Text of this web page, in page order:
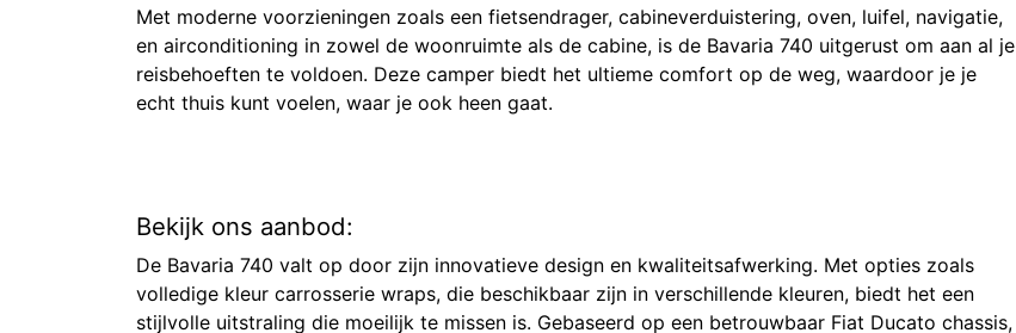
Met moderne voorzieningen zoals een fietsendrager, cabineverduistering, oven, luifel, navigatie,
en airconditioning in zowel de woonruimte als de cabine, is de Bavaria 740 uitgerust om aan al je
reisbehoeften te voldoen. Deze camper biedt het ultieme comfort op de weg, waardoor je je
echt thuis kunt voelen, waar je ook heen gaat​.
Bekijk ons aanbod:
De Bavaria 740 valt op door zijn innovatieve design en kwaliteitsafwerking. Met opties zoals
volledige kleur carrosserie wraps, die beschikbaar zijn in verschillende kleuren, biedt het een
stijlvolle uitstraling die moeilijk te missen is. Gebaseerd op een betrouwbaar Fiat Ducato chassis,